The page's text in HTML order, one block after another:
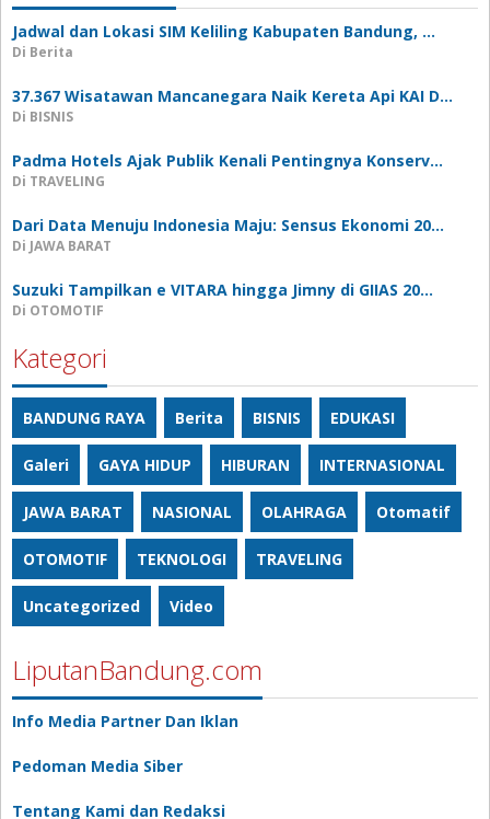
Jadwal dan Lokasi SIM Keliling Kabupaten Bandung, …
Di Berita
37.367 Wisatawan Mancanegara Naik Kereta Api KAI D…
Di BISNIS
Padma Hotels Ajak Publik Kenali Pentingnya Konserv…
Di TRAVELING
Dari Data Menuju Indonesia Maju: Sensus Ekonomi 20…
Di JAWA BARAT
Suzuki Tampilkan e VITARA hingga Jimny di GIIAS 20…
Di OTOMOTIF
Kategori
BANDUNG RAYA Berita BISNIS EDUKASI
Galeri GAYA HIDUP HIBURAN INTERNASIONAL
JAWA BARAT NASIONAL OLAHRAGA Otomatif
OTOMOTIF TEKNOLOGI TRAVELING
Uncategorized Video
LiputanBandung.com
Info Media Partner Dan Iklan
Pedoman Media Siber
Tentang Kami dan Redaksi